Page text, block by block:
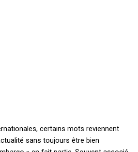
certains mots reviennent
sans toujours être bien